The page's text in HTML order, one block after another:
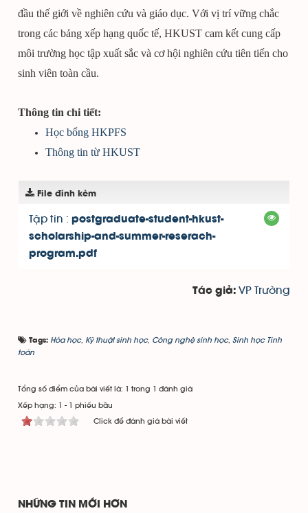
đầu thế giới về nghiên cứu và giáo dục. Với vị trí vững chắc
trong các bảng xếp hạng quốc tế, HKUST cam kết cung cấp
môi trường học tập xuất sắc và cơ hội nghiên cứu tiên tiến cho
sinh viên toàn cầu.
Thông tin chi tiết:
Học bổng HKPFS
Thông tin từ HKUST
File đính kèm
Tập tin : postgraduate-student-hkust-
scholarship-and-summer-reserach-
program.pdf
Tác giả: VP Trường
Tags: Hóa học, Kỹ thuật sinh học, Công nghệ sinh học, Sinh học Tính
toán
Tổng số điểm của bài viết là: 1 trong 1 đánh giá
Xếp hạng: 1 - 1 phiếu bầu
Click để đánh giá bài viết
NHỮNG TIN MỚI HƠN